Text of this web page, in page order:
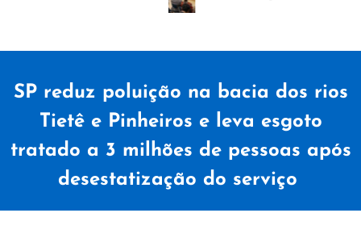
SP reduz poluição na bacia dos rios
Tietê e Pinheiros e leva esgoto
tratado a 3 milhões de pessoas após
desestatização do serviço